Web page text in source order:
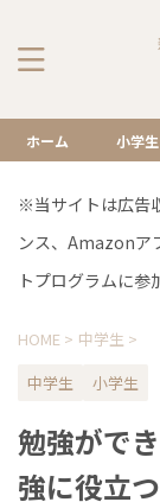
ホーム 小学生
※当サイトは広告
ンス、Amazonア
トプログラムに参
HOME > 中学生 >
中学生
小学生
勉強がで
強に役立